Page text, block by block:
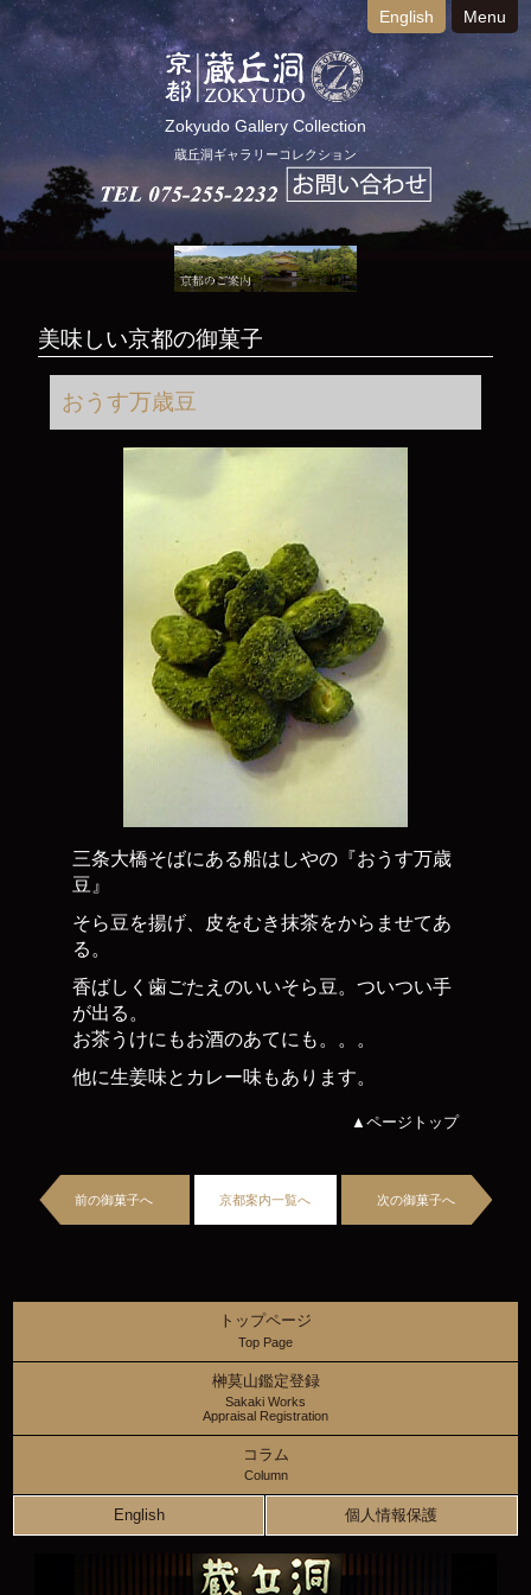
English Menu
Zokyudo Gallery Collection
蔵丘洞ギャラリーコレクション
美味しい京都の御菓子
おうす万歳豆
三条大橋そばにある船はしやの『おうす万歳
豆』
そら豆を揚げ、皮をむき抹茶をからませてあ
る。
香ばしく歯ごたえのいいそら豆。ついつい手
が出る。
お茶うけにもお酒のあてにも。。。
他に生姜味とカレー味もあります。
▲ページトップ
前の御菓子へ 京都案内一覧へ 次の御菓子へ
トップページ
Top Page
榊莫山鑑定登録
Sakaki Works
Appraisal Registration
コラム
Column
English 個人情報保護